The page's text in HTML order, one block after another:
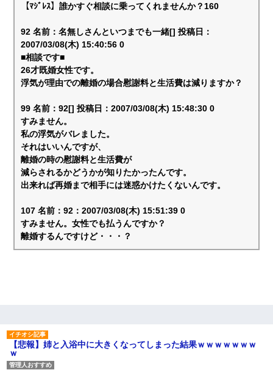
【ﾏｼﾞﾚｽ】誰かすぐ相談に乗ってくれませんか？160
92 名前：名無しさんといつまでも一緒[] 投稿日：
2007/03/08(木) 15:40:56 0
■相談です■
26才既婚女性です。
浮気が理由での離婚の場合慰謝料と生活費は減りますか？
99 名前：92[] 投稿日：2007/03/08(木) 15:48:30 0
すみません。
私の浮気がバレました。
それはいいんですが、
離婚の時の慰謝料と生活費が
減らされるかどうかが知りたかったんです。
出来れば再婚まで相手には迷惑かけたくないんです。
107 名前：92：2007/03/08(木) 15:51:39 0
すみません。女性でも払うんですか？
離婚するんですけど・・・？
【悲報】姉と入浴中に大きくなってしまった結果ｗｗｗｗｗｗｗ
ｗ